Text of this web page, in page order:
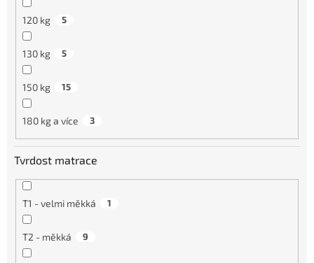
120 kg 5
130 kg 5
150 kg 15
180 kg a více 3
Tvrdost matrace
T1 - velmi měkká 1
T2 - měkká 9